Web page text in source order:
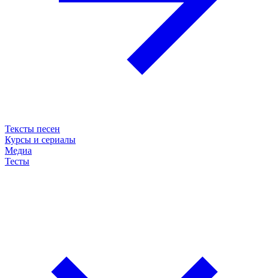
Тексты песен
Курсы и сериалы
Медиа
Тесты